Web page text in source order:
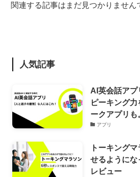
関連する記事はまだ見つかりません
人気記事
AI英会話アプ
ピーキング
ークアプリも
アプリ
トーキング
せるようにな
レビュー